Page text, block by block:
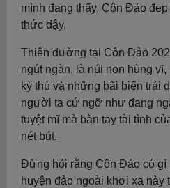
mình đang thấy, Côn Đảo
thức dậy.
Thiên đường tại Côn Đảo
ngút ngàn, là núi non hùng
kỳ thú và những bãi biển trải
người ta cứ ngỡ như đang
tuyệt mĩ mà bàn tay tài tình
nét bút.
Đừng hỏi rằng Côn Đảo có gì
huyện đảo ngoài khơi xa